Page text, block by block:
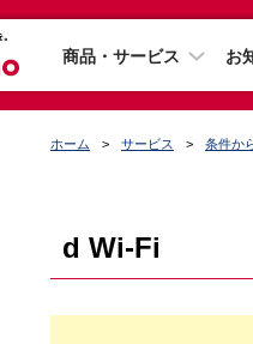
商品・サービス お
ホーム サービス 条件か
d Wi-Fi